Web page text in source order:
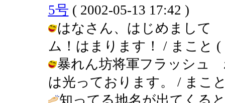
5号 ( 2002-05-13 17:42 )
はなさん、はじめまして
ム！はまります！ / まこと (
暴れん坊将軍フラッシュ
は光っております。 / まこ
知ってる地名が出てくる